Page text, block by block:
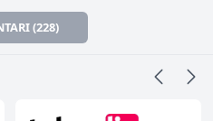
(228)